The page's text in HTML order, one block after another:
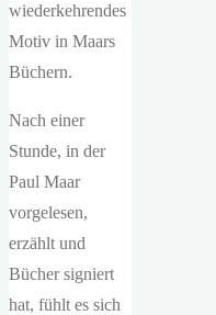
wiederkehrendes
Motiv in Maars
Büchern.
Nach einer
Stunde, in der
Paul Maar
vorgelesen,
erzählt und
Bücher signiert
hat, fühlt es sich